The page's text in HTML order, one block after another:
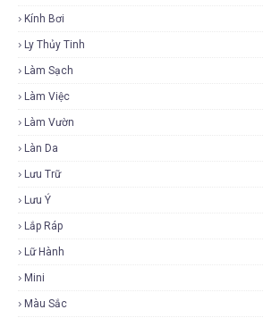
Kính Bơi
Ly Thủy Tinh
Làm Sạch
Làm Việc
Làm Vườn
Làn Da
Lưu Trữ
Lưu Ý
Lắp Ráp
Lữ Hành
Mini
Màu Sắc